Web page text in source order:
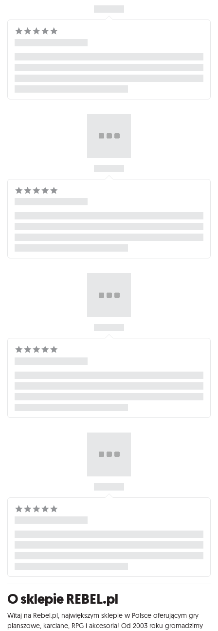
O sklepie REBEL.pl
Witaj na Rebel.pl, największym sklepie w Polsce oferującym gry
planszowe, karciane, RPG i akcesoria! Od 2003 roku gromadzimy